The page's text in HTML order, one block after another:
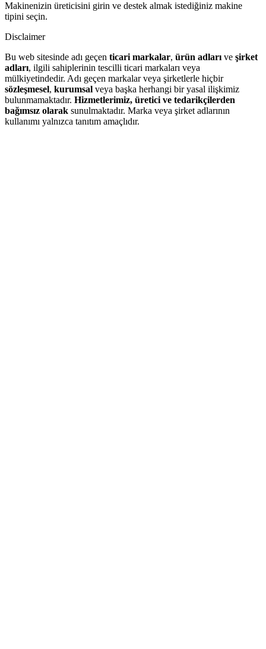
Makinenizin üreticisini girin ve destek almak istediğiniz makine
tipini seçin.
Disclaimer
Bu web sitesinde adı geçen ticari markalar, ürün adları ve şirket
adları, ilgili sahiplerinin tescilli ticari markaları veya
mülkiyetindedir. Adı geçen markalar veya şirketlerle hiçbir
sözleşmesel, kurumsal veya başka herhangi bir yasal ilişkimiz
bulunmamaktadır. Hizmetlerimiz, üretici ve tedarikçilerden
bağımsız olarak sunulmaktadır. Marka veya şirket adlarının
kullanımı yalnızca tanıtım amaçlıdır.